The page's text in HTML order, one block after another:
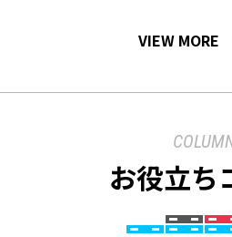
VIEW MORE
お役立ち